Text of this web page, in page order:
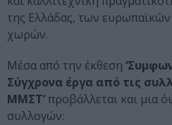
της Ελλάδας, των
χωρών.
Μέσα από την έκθεση
Σύγχρονα έργα από τις
ΜΜΣΤ’προβάλλεται και μια
συλλογών: